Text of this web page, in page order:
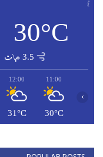
30°C
3.5 م\ث
11:00
30°C
12:00
31°C
›